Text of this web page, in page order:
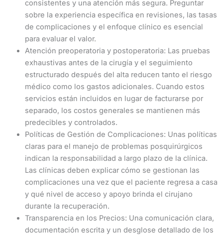
consistentes y una atención más segura. Preguntar
sobre la experiencia específica en revisiones, las tasas
de complicaciones y el enfoque clínico es esencial
para evaluar el valor.
Atención preoperatoria y postoperatoria: Las pruebas
exhaustivas antes de la cirugía y el seguimiento
estructurado después del alta reducen tanto el riesgo
médico como los gastos adicionales. Cuando estos
servicios están incluidos en lugar de facturarse por
separado, los costos generales se mantienen más
predecibles y controlados.
Políticas de Gestión de Complicaciones: Unas políticas
claras para el manejo de problemas posquirúrgicos
indican la responsabilidad a largo plazo de la clínica.
Las clínicas deben explicar cómo se gestionan las
complicaciones una vez que el paciente regresa a casa
y qué nivel de acceso y apoyo brinda el cirujano
durante la recuperación.
Transparencia en los Precios: Una comunicación clara,
documentación escrita y un desglose detallado de los